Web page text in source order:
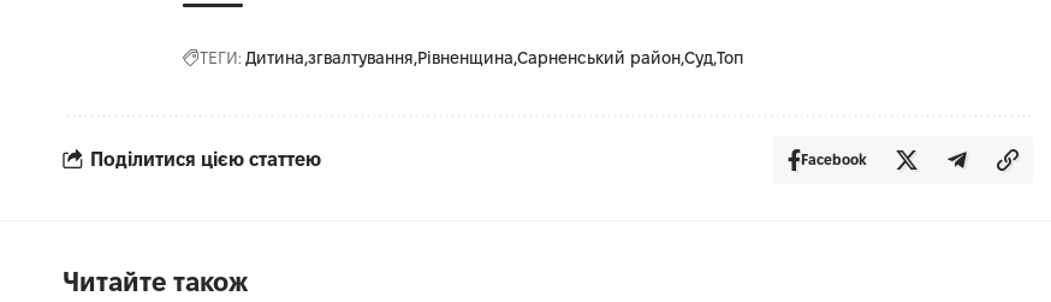
ТЕГИ: Дитина згвалтування Рівненщина Сарненський районСудТоп
Поділитися цією статтею Facebook
Читайте також